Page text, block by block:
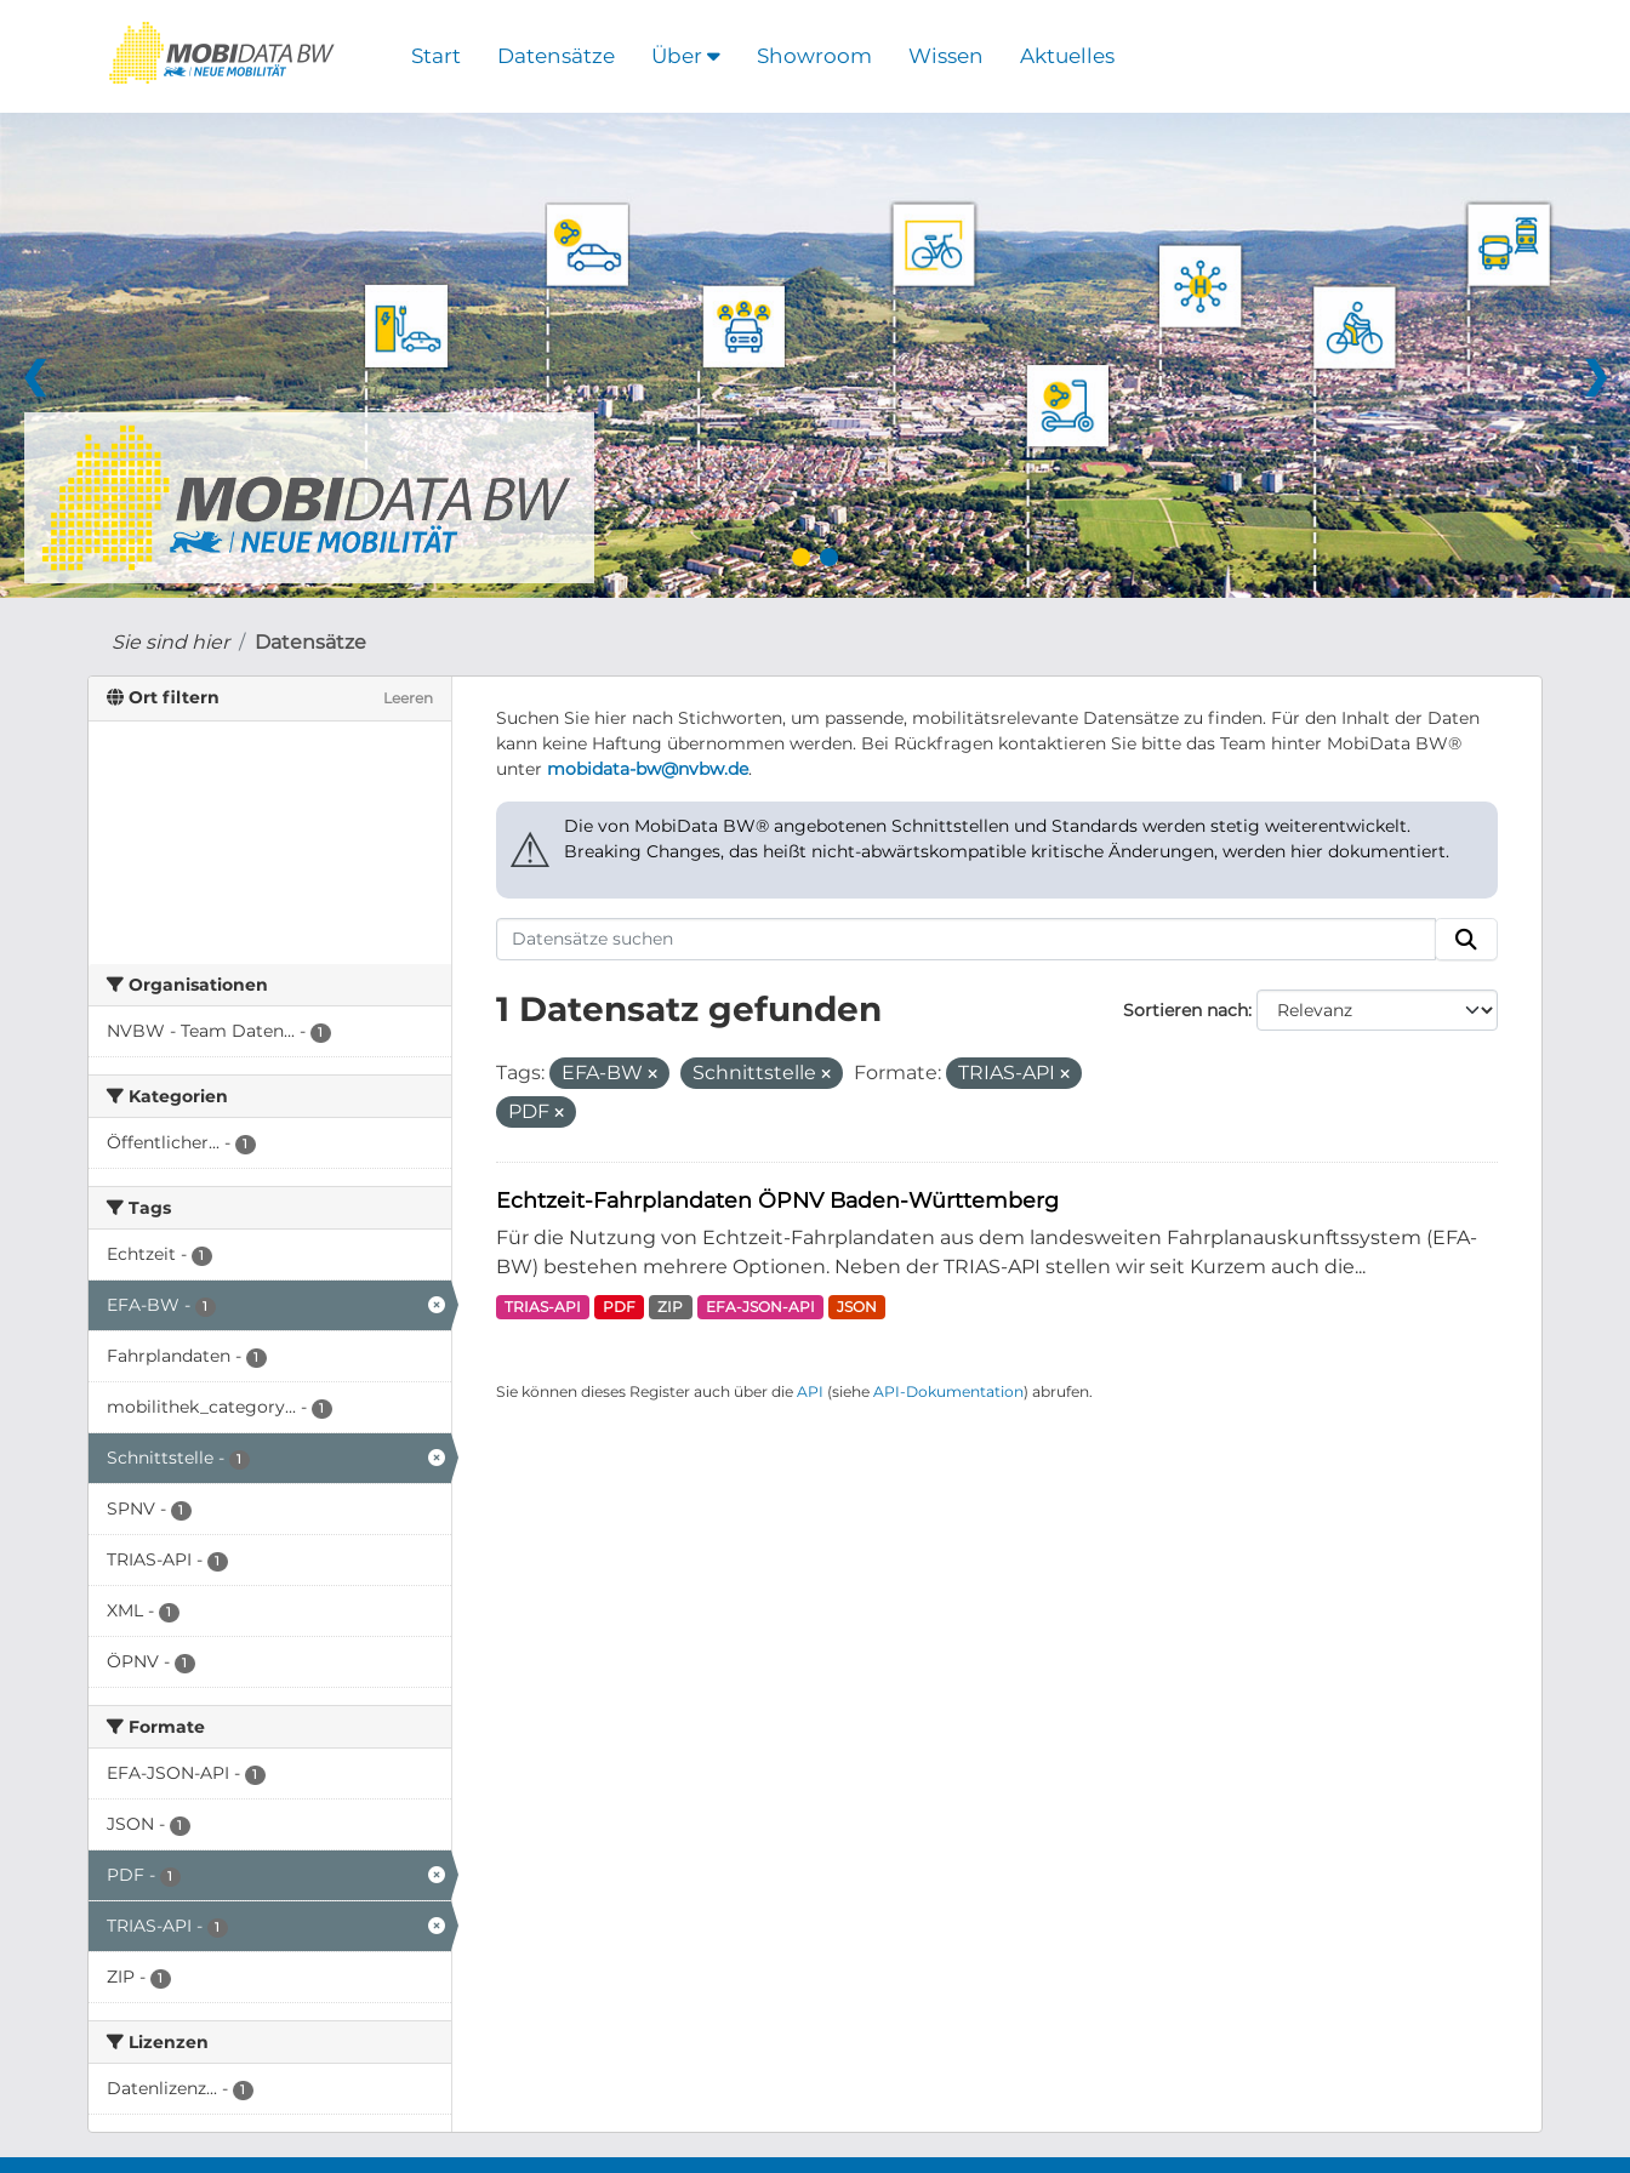
Start Datensätze Über Showroom Wissen Aktuelles
❮ ❯
Sie sind hier Datensätze
Ort filtern Leeren
Organisationen
NVBW - Team Daten... - 1
Kategorien
Öffentlicher... - 1
Tags
Echtzeit - 1
EFA-BW - 1
Fahrplandaten - 1
mobilithek_category... - 1
Schnittstelle - 1
SPNV - 1
TRIAS-API - 1
XML - 1
ÖPNV - 1
Formate
EFA-JSON-API - 1
JSON - 1
PDF - 1
TRIAS-API - 1
ZIP - 1
Lizenzen
Datenlizenz... - 1
Suchen Sie hier nach Stichworten, um passende, mobilitätsrelevante Datensätze zu finden. Für den Inhalt der Daten
kann keine Haftung übernommen werden. Bei Rückfragen kontaktieren Sie bitte das Team hinter MobiData BW®
unter mobidata-bw@nvbw.de.
⚠
Die von MobiData BW® angebotenen Schnittstellen und Standards werden stetig weiterentwickelt.
Breaking Changes, das heißt nicht-abwärtskompatible kritische Änderungen, werden hier dokumentiert.
Sortieren nach
1 Datensatz gefunden
Tags: EFA-BW Schnittstelle Formate:
TRIAS-API
PDF
Echtzeit-Fahrplandaten ÖPNV Baden-Württemberg
Für die Nutzung von Echtzeit-Fahrplandaten aus dem landesweiten Fahrplanauskunftssystem (EFA-
BW) bestehen mehrere Optionen. Neben der TRIAS-API stellen wir seit Kurzem auch die...
TRIAS-API PDF ZIP EFA-JSON-API JSON
Sie können dieses Register auch über die API (siehe API-Dokumentation) abrufen.